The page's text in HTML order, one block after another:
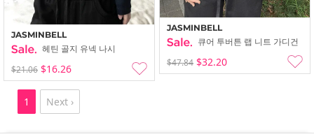
JASMINBELL
큐어 투버튼 랩 니트 가디건
$47.84 $32.20
JASMINBELL
헤틴 골지 유넥 나시
$21.06 $16.26
1 Next ›